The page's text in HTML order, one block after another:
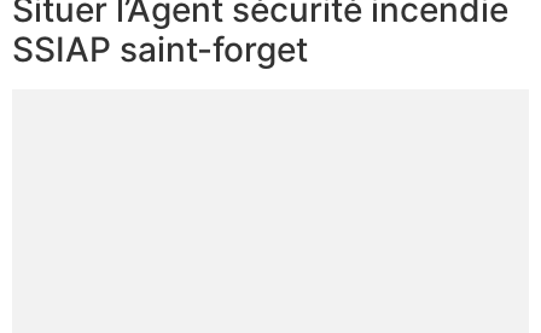
Situer l’Agent sécurité incendie
SSIAP saint-forget